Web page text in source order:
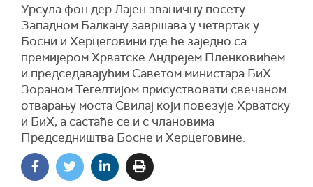
Урсула фон дер Лајен званичну посету
Западном Балкану завршава у четвртак у
Босни и Херцеговини где ће заједно са
премијером Хрватске Андрејем Пленковићем
и председавајућим Саветом министара БиХ
Зораном Тегелтијом присуствовати свечаном
отварању моста Свилај који повезује Хрватску
и БиХ, а састаће се и с члановима
Председништва Босне и Херцеговине.